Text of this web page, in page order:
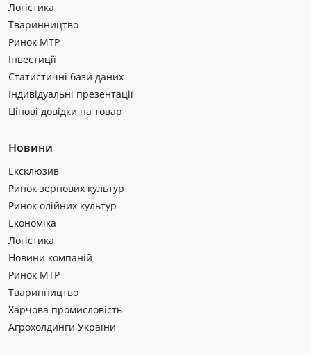
Логістика
Тваринництво
Ринок МТР
Інвестиції
Статистичні бази даних
Індивідуальні презентації
Цінові довідки на товар
Новини
Ексклюзив
Ринок зернових культур
Ринок олійних культур
Економіка
Логістика
Новини компаній
Ринок МТР
Тваринництво
Харчова промисловість
Агрохолдинги України